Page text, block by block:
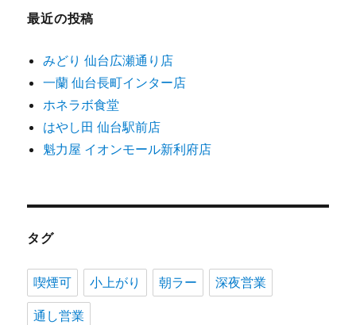
最近の投稿
みどり 仙台広瀬通り店
一蘭 仙台長町インター店
ホネラボ食堂
はやし田 仙台駅前店
魁力屋 イオンモール新利府店
タグ
喫煙可 小上がり 朝ラー 深夜営業
通し営業